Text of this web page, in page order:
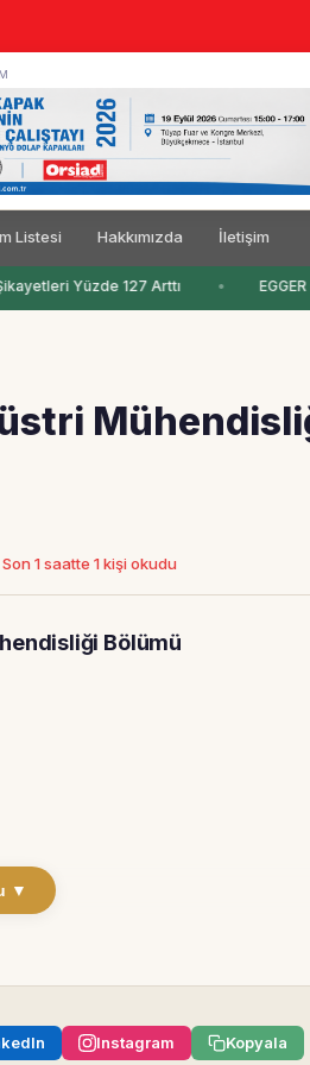
Listesi Hakkımızda İletişim
Yüzde 127 Arttı
Son 1 saatte 1 kişi okudu
Bölümü
▼
Instagram Kopyala